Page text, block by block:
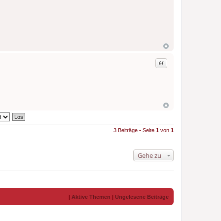
Zitat
3 Beiträge • Seite 1 von 1
Gehe zu
| Aktive Themen | Ungelesene Beiträge